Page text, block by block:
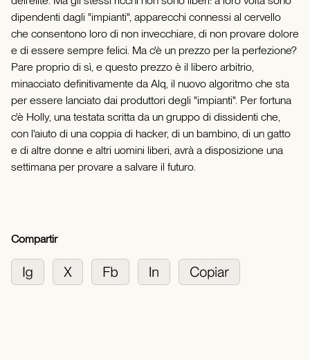
dipendenti dagli "impianti", apparecchi connessi al cervello
che consentono loro di non invecchiare, di non provare dolore
e di essere sempre felici. Ma c'è un prezzo per la perfezione?
Pare proprio di sì, e questo prezzo è il libero arbitrio,
minacciato definitivamente da Alq, il nuovo algoritmo che sta
per essere lanciato dai produttori degli "impianti". Per fortuna
c'è Holly, una testata scritta da un gruppo di dissidenti che,
con l'aiuto di una coppia di hacker, di un bambino, di un gatto
e di altre donne e altri uomini liberi, avrà a disposizione una
settimana per provare a salvare il futuro.
Compartir